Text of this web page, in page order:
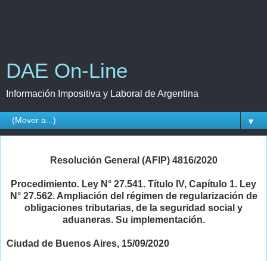
DAE On-Line
Información Impositiva y Laboral de Argentina
▼
Resolución General (AFIP) 4816/2020
Procedimiento. Ley N° 27.541. Título IV, Capítulo 1. Ley
N° 27.562. Ampliación del régimen de regularización de
obligaciones tributarias, de la seguridad social y
aduaneras. Su implementación.
Ciudad de Buenos Aires, 15/09/2020